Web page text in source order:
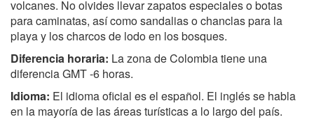
volcanes. No olvides llevar zapatos especiales o botas
para caminatas, así como sandalias o chanclas para la
playa y los charcos de lodo en los bosques.
Diferencia horaria: La zona de Colombia tiene una
diferencia GMT -6 horas.
Idioma: El idioma oficial es el español. El inglés se habla
en la mayoría de las áreas turísticas a lo largo del país.